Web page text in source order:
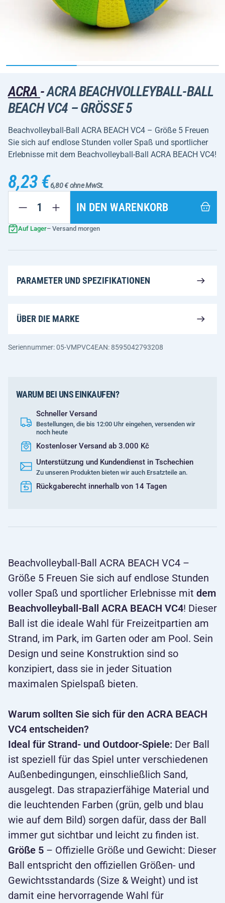
ACRA -ACRA BEACHVOLLEYBALL-BALL
BEACH VC4 – GRÖSSE 5
Beachvolleyball-Ball ACRA BEACH VC4 – Größe 5 Freuen
Sie sich auf endlose Stunden voller Spaß und sportlicher
Erlebnisse mit dem Beachvolleyball-Ball ACRA BEACH VC4!
8,23 €6,80 € ohne MwSt.
IN DEN WARENKORB
Auf Lager– Versand morgen
PARAMETER UND SPEZIFIKATIONEN
ÜBER DIE MARKE
Seriennummer: 05-VMPVC4EAN: 8595042793208
WARUM BEI UNS EINKAUFEN?
Schneller Versand
Bestellungen, die bis 12:00 Uhr eingehen, versenden wir
noch heute
Kostenloser Versand ab 3.000 Kč
Unterstützung und Kundendienst in Tschechien
Zu unseren Produkten bieten wir auch Ersatzteile an.
Rückgaberecht innerhalb von 14 Tagen
Beachvolleyball-Ball ACRA BEACH VC4 –
Größe 5 Freuen Sie sich auf endlose Stunden
voller Spaß und sportlicher Erlebnisse mit dem
Beachvolleyball-Ball ACRA BEACH VC4! Dieser
Ball ist die ideale Wahl für Freizeitpartien am
Strand, im Park, im Garten oder am Pool. Sein
Design und seine Konstruktion sind so
konzipiert, dass sie in jeder Situation
maximalen Spielspaß bieten.
Warum sollten Sie sich für den ACRA BEACH
VC4 entscheiden?
Ideal für Strand- und Outdoor-Spiele: Der Ball
ist speziell für das Spiel unter verschiedenen
Außenbedingungen, einschließlich Sand,
ausgelegt. Das strapazierfähige Material und
die leuchtenden Farben (grün, gelb und blau
wie auf dem Bild) sorgen dafür, dass der Ball
immer gut sichtbar und leicht zu finden ist.
Größe 5 – Offizielle Größe und Gewicht: Dieser
Ball entspricht den offiziellen Größen- und
Gewichtsstandards (Size & Weight) und ist
damit eine hervorragende Wahl für